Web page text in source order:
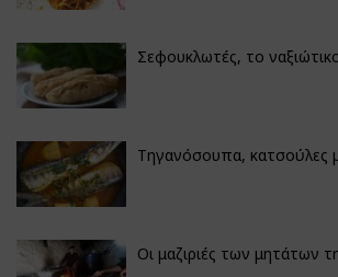
Σεφουκλωτές, το
Τηγανόσουπα, κατσούλες
Οι μαζιριές των μητάτων